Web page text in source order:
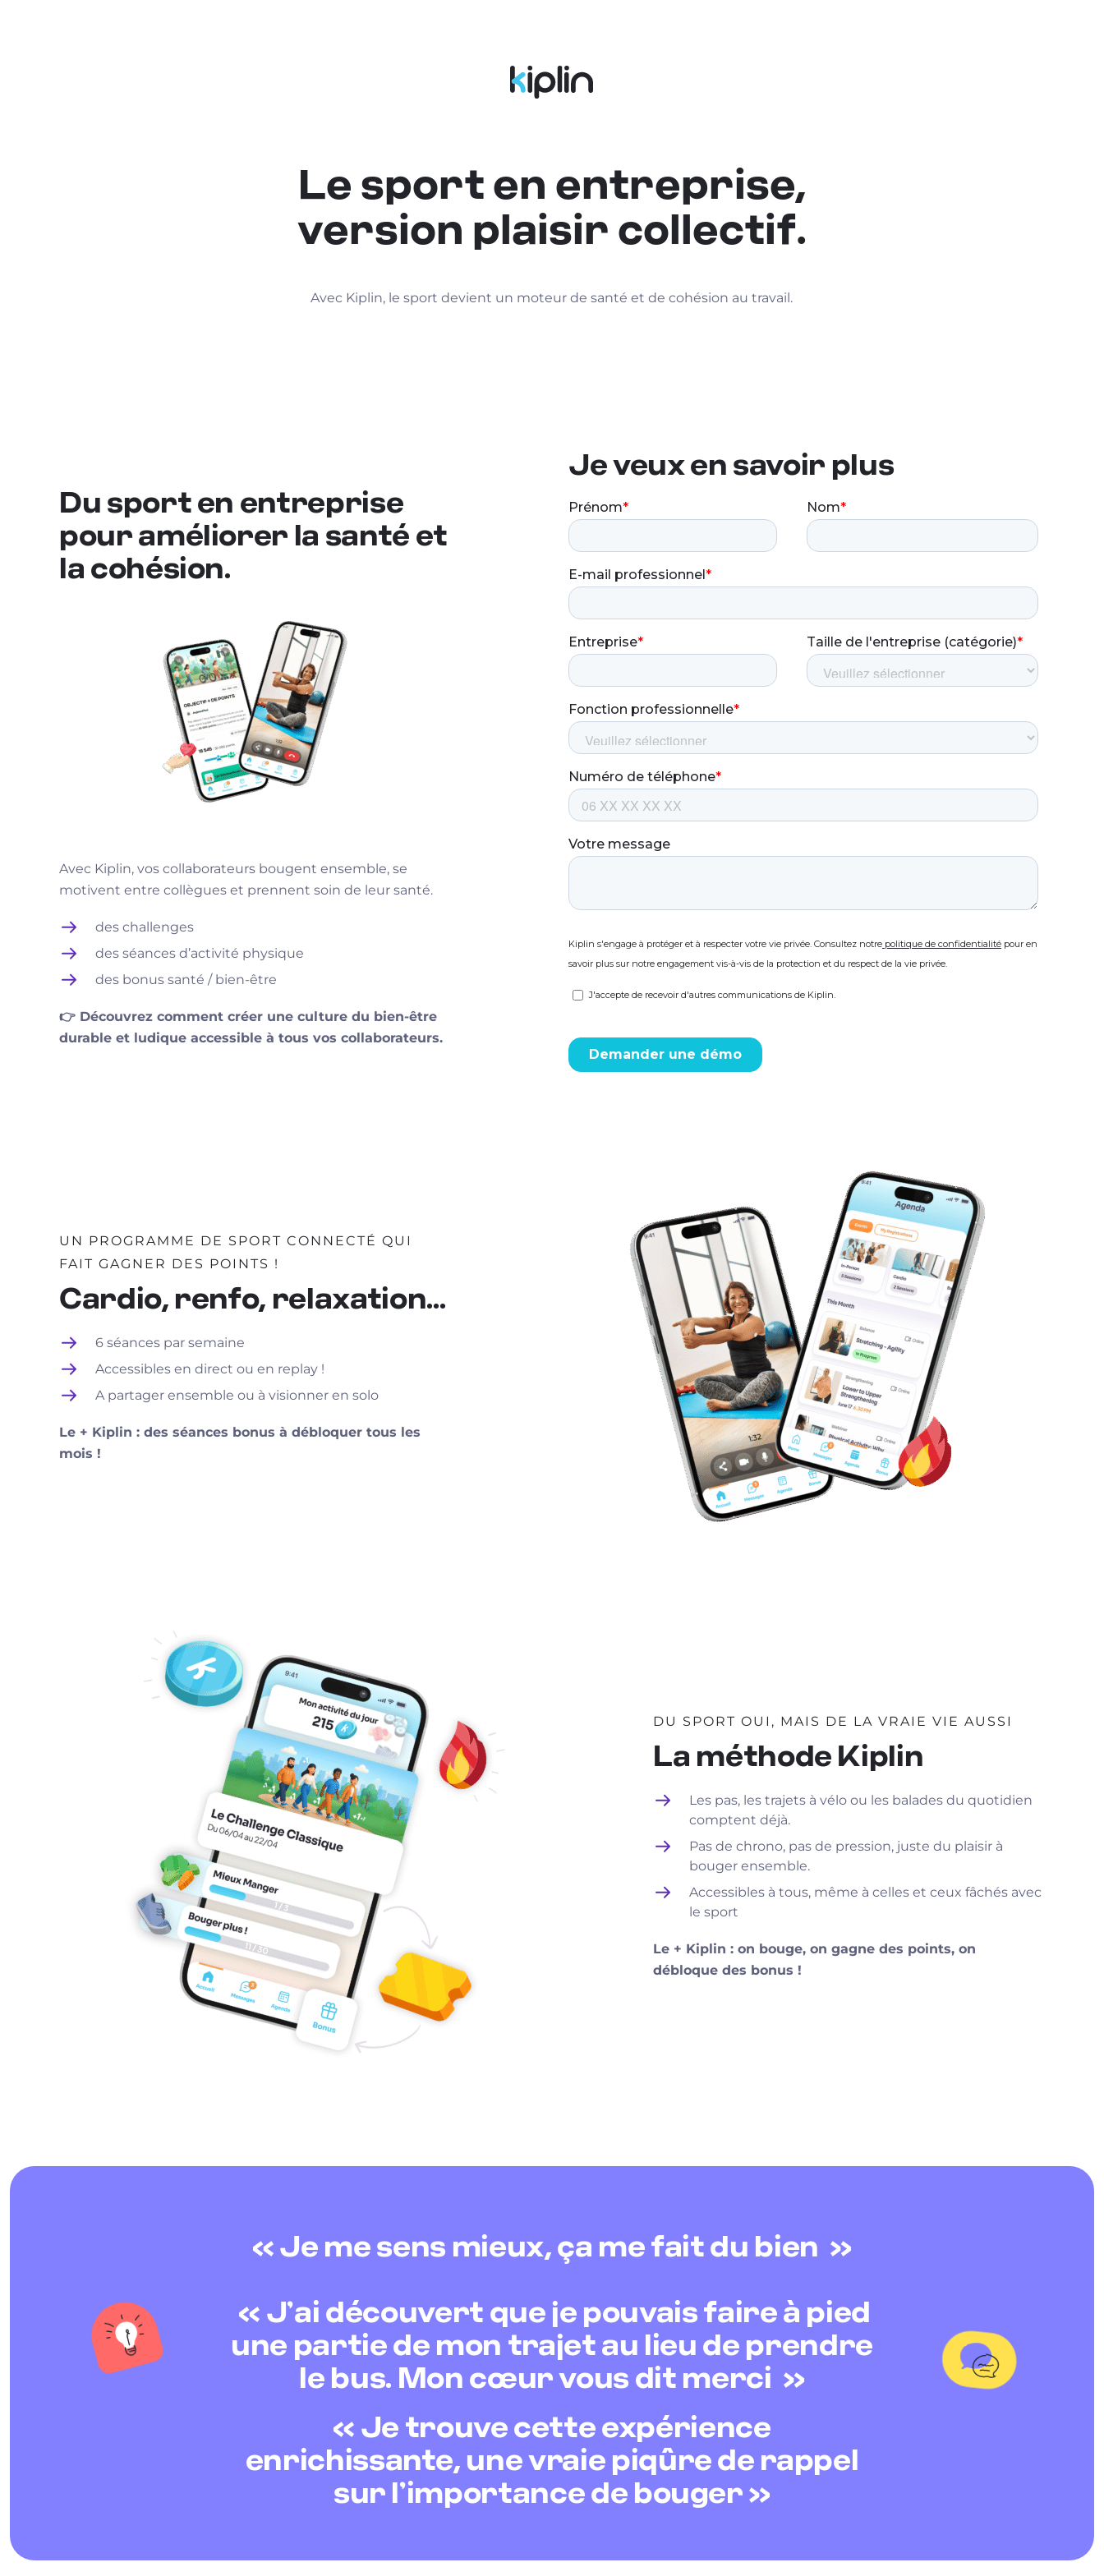
Le sport en entreprise,
version plaisir collectif.
Avec Kiplin, le sport devient un moteur de santé et de cohésion au travail.
Je veux en savoir plus
Du sport en entreprise
pour améliorer la santé et
la cohésion.
Avec Kiplin, vos collaborateurs bougent ensemble, se
motivent entre collègues et prennent soin de leur santé.
des challenges
des séances d’activité physique
des bonus santé / bien-être
👉 Découvrez comment créer une culture du bien-être
durable et ludique accessible à tous vos collaborateurs.
UN PROGRAMME DE SPORT CONNECTÉ QUI
FAIT GAGNER DES POINTS !
Cardio, renfo, relaxation...
6 séances par semaine
Accessibles en direct ou en replay !
A partager ensemble ou à visionner en solo
Le + Kiplin : des séances bonus à débloquer tous les
mois !
DU SPORT OUI, MAIS DE LA VRAIE VIE AUSSI
La méthode Kiplin
Les pas, les trajets à vélo ou les balades du quotidien
comptent déjà.
Pas de chrono, pas de pression, juste du plaisir à
bouger ensemble.
Accessibles à tous, même à celles et ceux fâchés avec
le sport
Le + Kiplin : on bouge, on gagne des points, on
débloque des bonus !
« Je me sens mieux, ça me fait du bien »
« J’ai découvert que je pouvais faire à pied
une partie de mon trajet au lieu de prendre
le bus. Mon cœur vous dit merci »
« Je trouve cette expérience
enrichissante, une vraie piqûre de rappel
sur l’importance de bouger »